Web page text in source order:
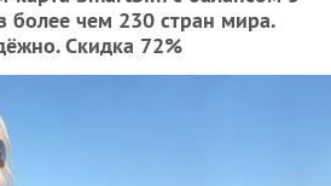
более чем 230 стран мира.
Скидка 72%